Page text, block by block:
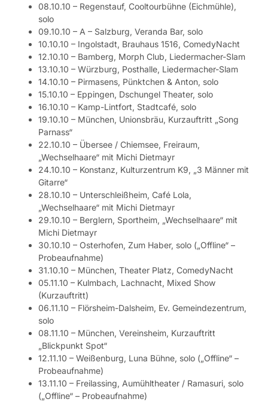
08.10.10 – Regenstauf, Cooltourbühne (Eichmühle),
solo
09.10.10 – A – Salzburg, Veranda Bar, solo
10.10.10 – Ingolstadt, Brauhaus 1516, ComedyNacht
12.10.10 – Bamberg, Morph Club, Liedermacher-Slam
13.10.10 – Würzburg, Posthalle, Liedermacher-Slam
14.10.10 – Pirmasens, Pünktchen & Anton, solo
15.10.10 – Eppingen, Dschungel Theater, solo
16.10.10 – Kamp-Lintfort, Stadtcafé, solo
19.10.10 – München, Unionsbräu, Kurzauftritt „Song
Parnass“
22.10.10 – Übersee / Chiemsee, Freiraum,
„Wechselhaare“ mit Michi Dietmayr
24.10.10 – Konstanz, Kulturzentrum K9, „3 Männer mit
Gitarre“
28.10.10 – Unterschleißheim, Café Lola,
„Wechselhaare“ mit Michi Dietmayr
29.10.10 – Berglern, Sportheim, „Wechselhaare“ mit
Michi Dietmayr
30.10.10 – Osterhofen, Zum Haber, solo („Offline“ –
Probeaufnahme)
31.10.10 – München, Theater Platz, ComedyNacht
05.11.10 – Kulmbach, Lachnacht, Mixed Show
(Kurzauftritt)
06.11.10 – Flörsheim-Dalsheim, Ev. Gemeindezentrum,
solo
08.11.10 – München, Vereinsheim, Kurzauftritt
„Blickpunkt Spot“
12.11.10 – Weißenburg, Luna Bühne, solo („Offline“ –
Probeaufnahme)
13.11.10 – Freilassing, Aumühltheater / Ramasuri, solo
(„Offline“ – Probeaufnahme)